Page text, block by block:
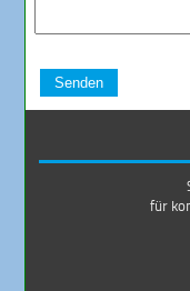
Senden
für